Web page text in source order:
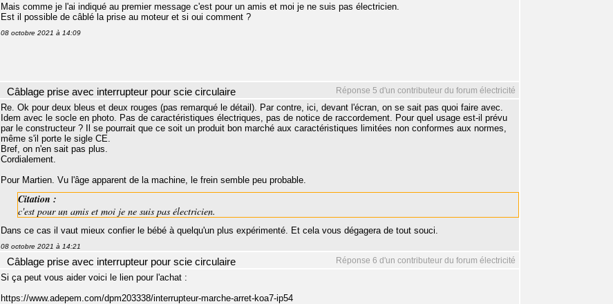
Mais comme je l'ai indiqué au premier message c'est pour un amis et moi je ne suis pas électricien.
Est il possible de câblé la prise au moteur et si oui comment ?
08 octobre 2021 à 14:09
Réponse 5 d'un contributeur du forum électricité
Câblage prise avec interrupteur pour scie circulaire
Re. Ok pour deux bleus et deux rouges (pas remarqué le détail). Par contre, ici, devant l'écran, on se sait pas quoi faire avec.
Idem avec le socle en photo. Pas de caractéristiques électriques, pas de notice de raccordement. Pour quel usage est-il prévu
par le constructeur ? Il se pourrait que ce soit un produit bon marché aux caractéristiques limitées non conformes aux normes,
même s'il porte le sigle CE.
Bref, on n'en sait pas plus.
Cordialement.
Pour Martien. Vu l'âge apparent de la machine, le frein semble peu probable.
Citation :
c'est pour un amis et moi je ne suis pas électricien.
Dans ce cas il vaut mieux confier le bébé à quelqu'un plus expérimenté. Et cela vous dégagera de tout souci.
08 octobre 2021 à 14:21
Réponse 6 d'un contributeur du forum électricité
Câblage prise avec interrupteur pour scie circulaire
Si ça peut vous aider voici le lien pour l'achat :
https://www.adepem.com/dpm203338/interrupteur-marche-arret-koa7-ip54